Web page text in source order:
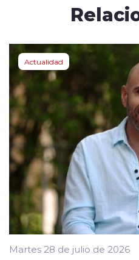
Actualidad
Martes 28 de julio de 2026